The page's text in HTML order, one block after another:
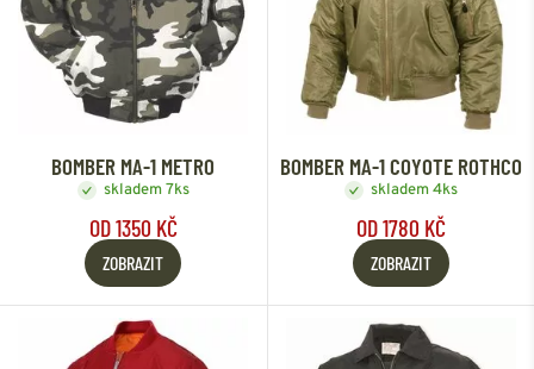
BOMBER MA-1 METRO
skladem 7ks
OD 1350 KČ
ZOBRAZIT
BOMBER MA-1 COYOTE ROTHCO
skladem 4ks
OD 1780 KČ
ZOBRAZIT